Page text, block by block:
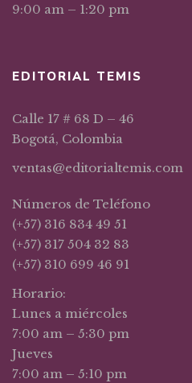
9:00 am – 1:20 pm
EDITORIAL TEMIS
Calle 17 # 68 D – 46
Bogotá, Colombia
ventas@editorialtemis.com
Números de Teléfono
(+57) 316 834 49 51
(+57) 317 504 32 83
(+57) 310 699 46 91
Horario:
Lunes a miércoles
7:00 am – 5:30 pm
Jueves
7:00 am – 5:10 pm